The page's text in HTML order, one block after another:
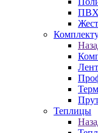
ПВХ
Теплицы